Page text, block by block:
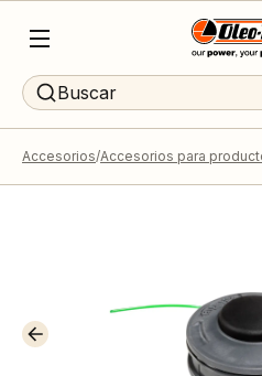
Buscar
Accesorios Accesorios para